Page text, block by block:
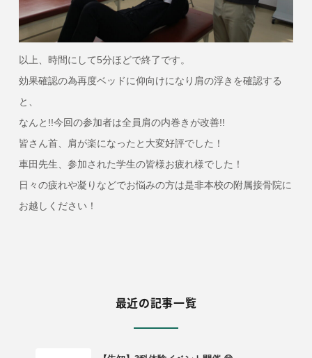
以上、時間にして5分ほどで終了です。
効果確認の為再度ベッドに仰向けになり肩の浮きを確認する
と、
なんと!!今回の参加者は全員肩の内巻きが改善!!
皆さん首、肩が楽になったと大変好評でした！
車田先生、参加された学生の皆様お疲れ様でした！
日々の疲れや凝りなどでお悩みの方は是非本校の附属接骨院に
お越しください！
最近の記事一覧